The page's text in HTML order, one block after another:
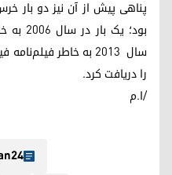
پناهی پیش از آن نیز دو بار
بود؛
سال ۲۰۱۳ به خاطر
را دریافت کرد.
/ا.م